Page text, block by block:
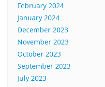
February 2024
January 2024
December 2023
November 2023
October 2023
September 2023
July 2023